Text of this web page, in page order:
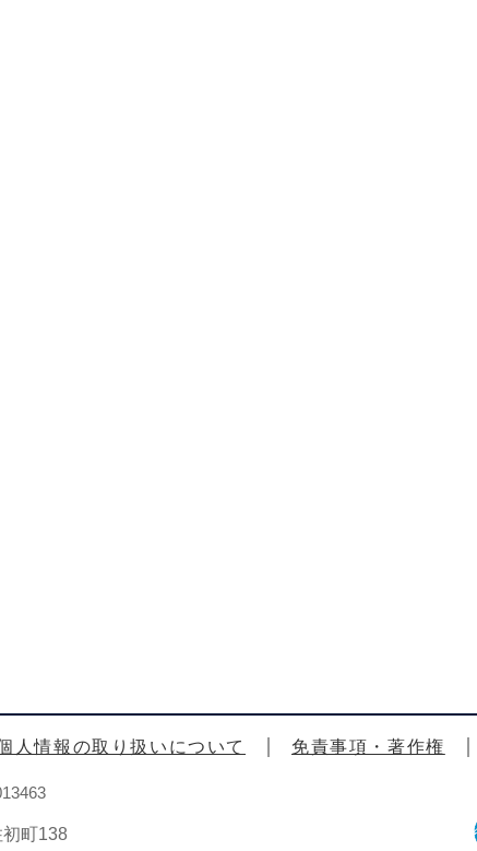
人情報の取り扱いについて 免責事項・著作権
町138